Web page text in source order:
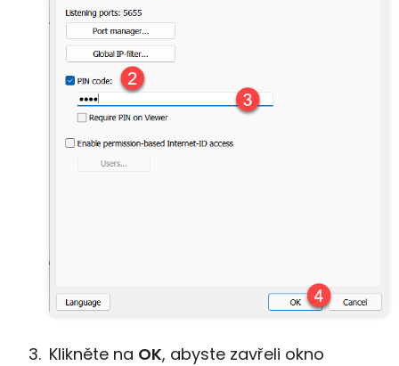
Klikněte na OK, abyste zavřeli okno